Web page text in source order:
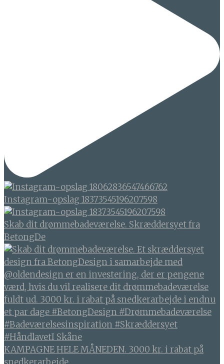
Instagram-opslag 18373545196207598
Skab dit drømmebadeværelse. Skræddersyet fra
BetongDe
KAMPAGNE HELE MÅNEDEN. 3000 kr. i rabat på